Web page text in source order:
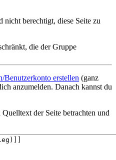
nicht berechtigt, diese Seite zu
die der Gruppe
Benutzerkonto erstellen (ganz
anzumelden. Danach kannst du
der Seite betrachten und